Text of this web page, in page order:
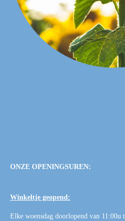
ONZE OPENINGSUREN:
Winkeltje geopend:
Elke woensdag doorlopend van 11:00u